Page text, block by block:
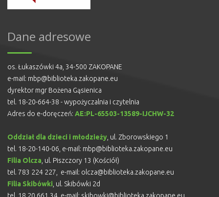
Dane adresowe
os. Łukaszówki 4a, 34-500 ZAKOPANE
e-mail: mbp@biblioteka.zakopane.eu
dyrektor mgr Bożena Gąsienica
tel. 18-20-664-38 - wypożyczalnia i czytelnia
Adres do e-doręczeń: AE:PL-65503-13589-IJCHW-32
Oddział dla dzieci i młodzieży , ul. Zborowskiego 1
tel. 18-20-140-06, e-mail: mbp@biblioteka.zakopane.eu
Filia Olcza , ul. Piszczory 13 (Kościół)
tel. 783 224 227, e-mail: olcza@biblioteka.zakopane.eu
Filia Skibówki , ul. Skibówki 2d
tel. 18 20 661 34, e-mail: skibowki@biblioteka.zakopane.eu